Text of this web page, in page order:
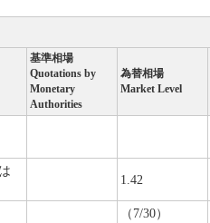
基準相場
Quotations by
Monetary
Authorities
為替相場
Market Level
1.42
（7/30）